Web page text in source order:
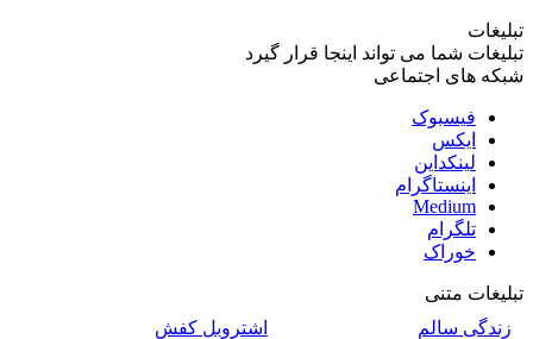
تبلیغات
تبلیغات شما می تواند اینجا قرار گیرد
شبکه های اجتماعی
فیسبوک
ایکس
لینکداین
اینستاگرام
Medium
تلگرام
خوراک
تبلیغات متنی
زندگی سالم
اشتروبل کفش